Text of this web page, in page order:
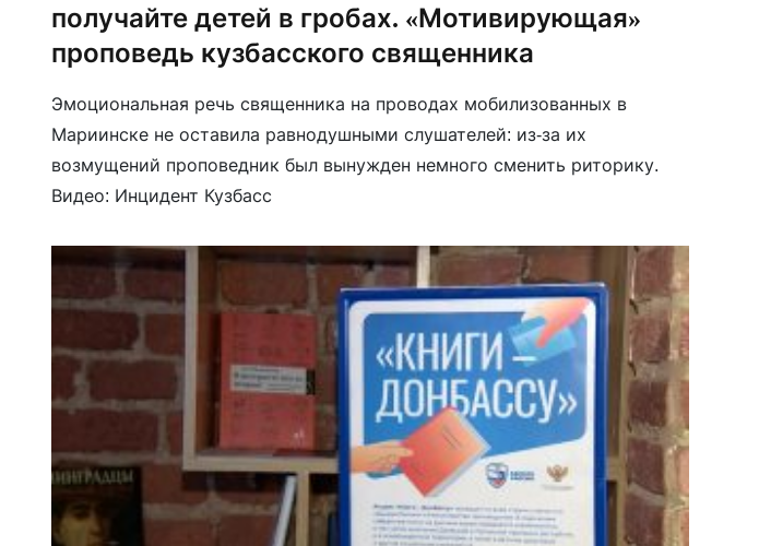
получайте детей в гробах. «Мотивирующая»
проповедь кузбасского священника
Эмоциональная речь священника на проводах мобилизованных в
Мариинске не оставила равнодушными слушателей: из-за их
возмущений проповедник был вынужден немного сменить риторику.
Видео: Инцидент Кузбасс